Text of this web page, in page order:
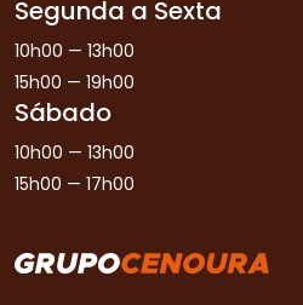
Segunda a Sexta
10h00 — 13h00
15h00 — 19h00
Sábado
10h00 — 13h00
15h00 — 17h00